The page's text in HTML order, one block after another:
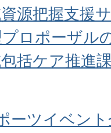
源把握支援
ロポーザル
包括ケア推進
ーツイベン